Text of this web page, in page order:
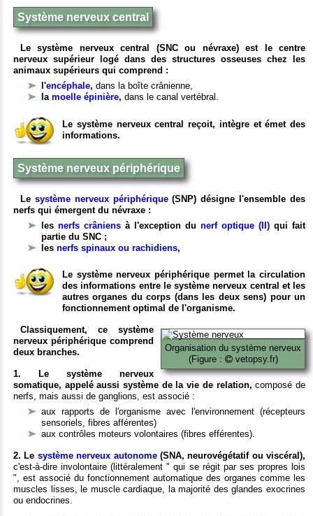
Système nerveux central
Le système nerveux central (SNC ou névraxe) est le centre
nerveux supérieur logé dans des structures osseuses chez les
animaux supérieurs qui comprend :
l'encéphale, dans la boîte crânienne,
la moelle épinière, dans le canal vertébral.
Le système nerveux central reçoit, intègre et émet des
informations.
Système nerveux périphérique
Le système nerveux périphérique(SNP) désigne l'ensemble des
nerfs qui émergent du névraxe :
les nerfs crâniens à l'exception du nerf optique (II) qui fait
partie du SNC ;
les nerfs spinaux ou rachidiens,
Le système nerveux périphérique permet la circulation
des informations entre le système nerveux central et les
autres organes du corps (dans les deux sens) pour un
fonctionnement optimal de l'organisme.
Organisation du système nerveux
(Figure :
vetopsy.fr)
Classiquement, ce système
nerveux périphérique comprend
deux branches.
1. Le système nerveux
somatique, appelé aussi système de la vie de relation, composé de
nerfs, mais aussi de ganglions, est associé :
aux rapports de l'organisme avec l'environnement (récepteurs
sensoriels, fibres afférentes)
aux contrôles moteurs volontaires (fibres efférentes).
2. Le système nerveux autonome(SNA, neurovégétatif ou viscéral),
c'est-à-dire involontaire (littéralement " qui se régit par ses propres lois
", est associé du fonctionnement automatique des organes comme les
muscles lisses, le muscle cardiaque, la majorité des glandes exocrines
ou endocrines.